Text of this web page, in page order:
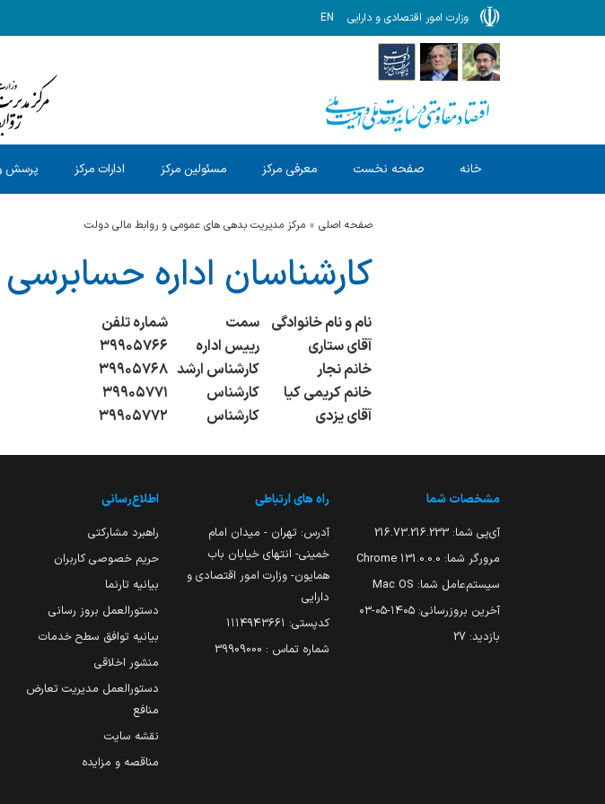
وزارت امور اقتصادی و دارایی EN
خانه صفحه نخست معرفی مرکز مسئولین مرکز ادارات مرکز پرسش
صفحه اصلی مرکز مدیریت بدهی های عمومی و روابط مالی دولت
کارشناسان اداره
نام و نام خانوادگی سمت
شماره تلفن
آقای ستاری
رییس اداره
۳۹۹۰۵۷۶۶
خانم نجار
کارشناس ارشد ۳۹۹۰۵۷۶۸
خانم کریمی کیا
کارشناس
۳۹۹۰۵۷۷۱
آقای یزدی
کارشناس ۳۹۹۰۵۷۷۲
مشخصات شما
آی‌پی شما: 216.73.216.233
مرورگر شما: 131.0.0.0 Chrome
سیستم‌عامل شما: Mac OS
آخرین بروزرسانی: ۱۴۰۵-۰۵-۰۳
بازدید: 27
راه های ارتباطی
آدرس: تهران - میدان امام
خمینی- انتهای خیابان باب
همایون- وزارت امور اقتصادی و
دارایی
کدپستی: ۱۱۱۴۹۴۳۶۶۱
شماره تماس : 39909000
اطلاع‌رسانی
راهبرد مشارکتی
حریم خصوصی کاربران
بیانیه تارنما
دستورالعمل بروز رسانی
بیانیه توافق سطح خدمات
منشور اخلاقی
دستورالعمل مدیریت تعارض
منافع
نقشه سایت
مناقصه و مزایده